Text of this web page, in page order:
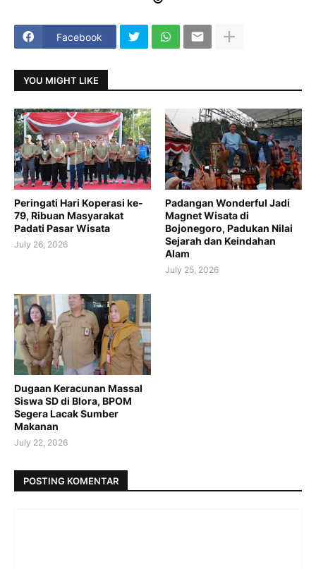
Facebook
YOU MIGHT LIKE
Peringati Hari Koperasi ke-
79, Ribuan Masyarakat
Padati Pasar Wisata
July 26, 2026
Padangan Wonderful Jadi
Magnet Wisata di
Bojonegoro, Padukan Nilai
Sejarah dan Keindahan
Alam
July 25, 2026
Dugaan Keracunan Massal
Siswa SD di Blora, BPOM
Segera Lacak Sumber
Makanan
July 22, 2026
POSTING KOMENTAR